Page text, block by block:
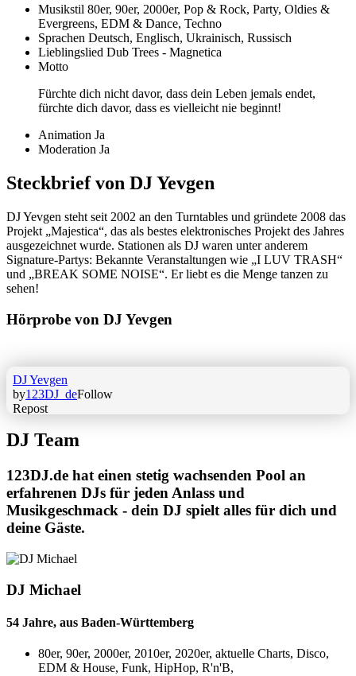
Musikstil 80er, 90er, 2000er, Pop & Rock, Party, Oldies &
Evergreens, EDM & Dance, Techno
Sprachen Deutsch, Englisch, Ukrainisch, Russisch
Lieblingslied Dub Trees - Magnetica
Motto
Fürchte dich nicht davor, dass dein Leben jemals endet,
fürchte dich davor, dass es vielleicht nie beginnt!
Animation Ja
Moderation Ja
Steckbrief von DJ Yevgen
DJ Yevgen steht seit 2002 an den Turntables und gründete 2008 das
Projekt „Majestica“, das als bestes elektronisches Projekt des Jahres
ausgezeichnet wurde. Stationen als DJ waren unter anderem
Signature-Partys: Bekannte Veranstaltungen wie „I LUV TRASH“
und „BREAK SOME NOISE“. Er liebt es die Menge tanzen zu
sehen!
Hörprobe von DJ Yevgen
DJ Team
123DJ.de hat einen stetig wachsenden Pool an
erfahrenen DJs für jeden Anlass und
Musikgeschmack - dein DJ spielt alles für dich und
deine Gäste.
DJ Michael
54 Jahre, aus Baden-Württemberg
80er, 90er, 2000er, 2010er, 2020er, aktuelle Charts, Disco,
EDM & House, Funk, HipHop, R'n'B,